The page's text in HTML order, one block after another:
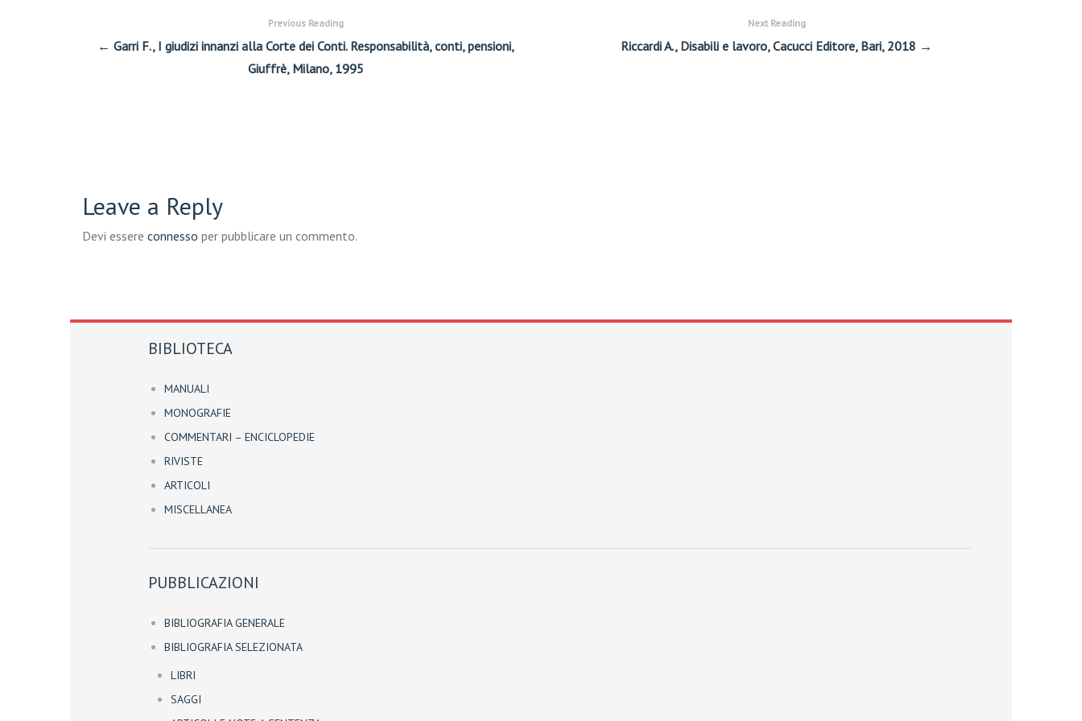
Previous Reading
← Garri F., I giudizi innanzi alla Corte dei Conti. Responsabilità, conti, pensioni,
Giuffrè, Milano, 1995
Next Reading
Riccardi A., Disabili e lavoro, Cacucci Editore, Bari, 2018 →
Leave a Reply
Devi essere connesso per pubblicare un commento.
BIBLIOTECA
MANUALI
MONOGRAFIE
COMMENTARI – ENCICLOPEDIE
RIVISTE
ARTICOLI
MISCELLANEA
PUBBLICAZIONI
BIBLIOGRAFIA GENERALE
BIBLIOGRAFIA SELEZIONATA
LIBRI
SAGGI